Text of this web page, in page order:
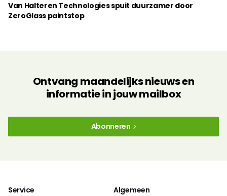
Van Halteren Technologies spuit duurzamer door
ZeroGlass paintstop
Ontvang maandelijks nieuws en
informatie in jouw mailbox
Abonneren
Service Algemeen